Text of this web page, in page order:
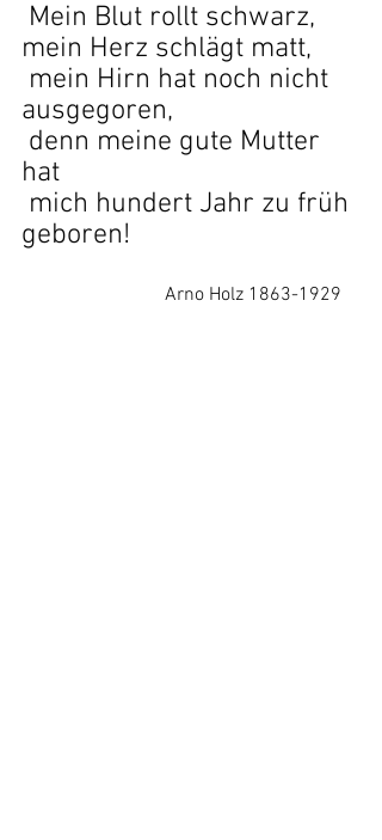
Mein Blut rollt schwarz,
mein Herz schlägt matt,
mein Hirn hat noch nicht
ausgegoren,
denn meine gute Mutter
hat
mich hundert Jahr zu früh
geboren!
			Arno Holz 1863-1929